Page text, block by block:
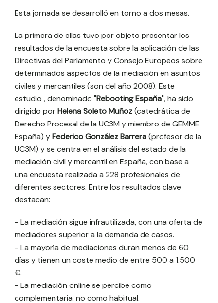
Esta jornada se desarrolló en torno a dos mesas.
La primera de ellas tuvo por objeto presentar los
resultados de la encuesta sobre la aplicación de las
Directivas del Parlamento y Consejo Europeos sobre
determinados aspectos de la mediación en asuntos
civiles y mercantiles (son del año 2008). Este
estudio , denominado "Rebooting España", ha sido
dirigido porHelena Soleto Muñoz(catedrática de
Derecho Procesal de la UC3M y miembro de GEMME
España) yFederico González Barrera(profesor de la
UC3M) y se centra en el análisis del estado de la
mediación civil y mercantil en España, con base a
una encuesta realizada a 228 profesionales de
diferentes sectores. Entre los resultados clave
destacan:
- La mediación sigue infrautilizada, con una oferta de
mediadores superior a la demanda de casos.
- La mayoría de mediaciones duran menos de 60
días y tienen un coste medio de entre 500 a 1.500
€.
- La mediación online se percibe como
complementaria, no como habitual.